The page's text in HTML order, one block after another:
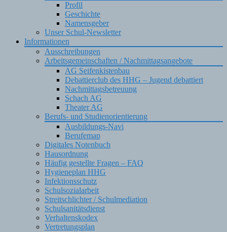
Profil
Geschichte
Namensgeber
Unser Schul-Newsletter
Informationen
Ausschreibungen
Arbeitsgemeinschaften / Nachmittagsangebote
AG Seifenkistenbau
Debattierclub des HHG – Jugend debattiert
Nachmittagsbetreuung
Schach AG
Theater AG
Berufs- und Studienorientierung
Ausbildungs-Navi
Berufemap
Digitales Notenbuch
Hausordnung
Häufig gestellte Fragen – FAQ
Hygieneplan HHG
Infektionsschutz
Schulsozialarbeit
Streitschlichter / Schulmediation
Schulsanitätsdienst
Verhaltenskodex
Vertretungsplan